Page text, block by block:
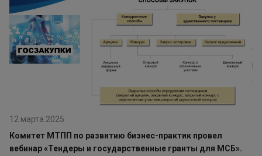
12 марта 2025
Комитет МТПП по развитию бизнес-практик провел
вебинар «Тендеры и государственные гранты для МСБ».